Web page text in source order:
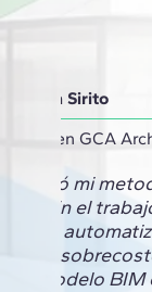
Vivian Sirito
en GCA
mi
En el
la
y
un modelo BIM